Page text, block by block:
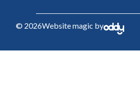
© 2026Website magic by